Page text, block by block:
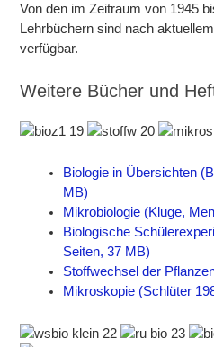
Von den im Zeitraum von 1945
Lehrbüchern sind nach
verfügbar.
Weitere Bücher und
Biologie in Übersichten
MB)
Mikrobiologie (Kluge,
Biologische
Seiten, 37 MB)
Stoffwechsel der
Mikroskopie (Schlüter